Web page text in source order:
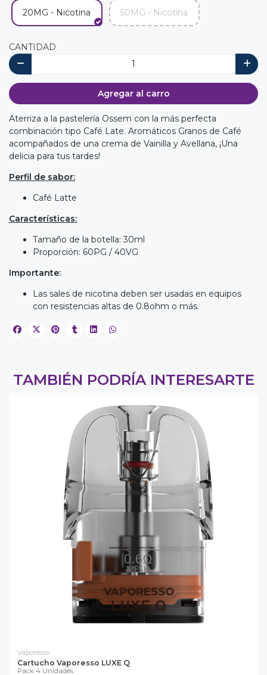
20MG - Nicotina 50MG - Nicotina
CANTIDAD
Agregar al carro
Aterriza a la pastelería Ossem con la más perfecta
combinación tipo Café Late. Aromáticos Granos de Café
acompañados de una crema de Vainilla y Avellana, ¡Una
delicia para tus tardes!
Perfil de sabor:
Café Latte
Características:
Tamaño de la botella: 30ml
Proporción: 60PG / 40VG
Importante:
Las sales de nicotina deben ser usadas en equipos
con resistencias altas de 0.8ohm o más.
TAMBIÉN PODRÍA INTERESARTE
Vaporesso
Cartucho Vaporesso LUXE Q
Pack 4 Unidades